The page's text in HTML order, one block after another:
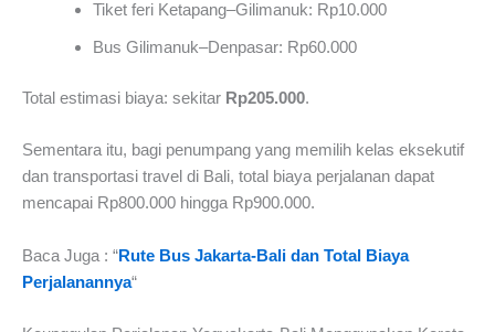
Tiket feri Ketapang–Gilimanuk: Rp10.000
Bus Gilimanuk–Denpasar: Rp60.000
Total estimasi biaya: sekitar Rp205.000.
Sementara itu, bagi penumpang yang memilih kelas eksekutif
dan transportasi travel di Bali, total biaya perjalanan dapat
mencapai Rp800.000 hingga Rp900.000.
Baca Juga : “Rute Bus Jakarta-Bali dan Total Biaya
Perjalanannya“